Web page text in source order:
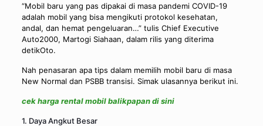
“Mobil baru yang pas dipakai di masa pandemi COVID-19
adalah mobil yang bisa mengikuti protokol kesehatan,
andal, dan hemat pengeluaran…” tulis Chief Executive
Auto2000, Martogi Siahaan, dalam rilis yang diterima
detikOto.
Nah penasaran apa tips dalam memilih mobil baru di masa
New Normal dan PSBB transisi. Simak ulasannya berikut ini.
cek harga rental mobil balikpapan di sini
1. Daya Angkut Besar